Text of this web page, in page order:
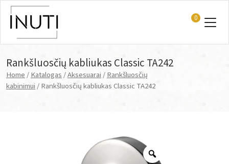
Main Navigation
0
Rankšluosčių kabliukas Classic TA242
Home/Katalogas/Aksesuarai/Rankšluosčių
kabinimui/ Rankšluosčių kabliukas Classic TA242